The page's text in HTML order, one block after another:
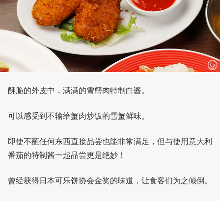
酥脆的外皮中，满满的雪蟹肉特制白酱。
可以感受到不输给蟹肉炒饭的雪蟹鲜味。
即使不蘸任何东西直接品尝也能非常满足，但与使用意大利
番茄的特制酱一起品尝更是绝妙！
曾经获得日本可乐饼协会金奖的味道，让食客们为之倾倒。